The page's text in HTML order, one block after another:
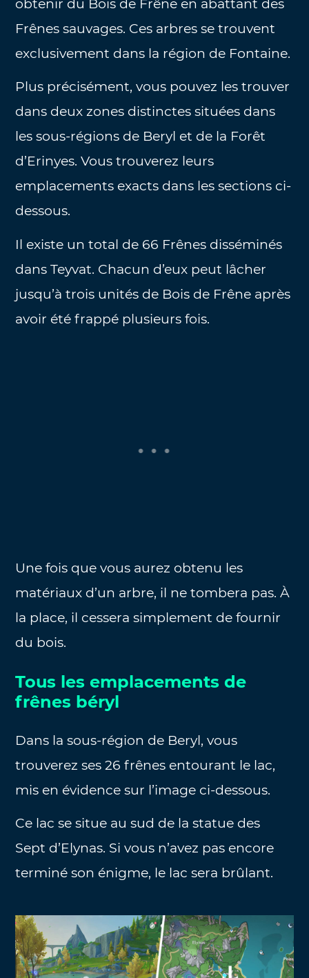
obtenir du Bois de Frêne en abattant des
Frênes sauvages. Ces arbres se trouvent
exclusivement dans la région de Fontaine.
Plus précisément, vous pouvez les trouver
dans deux zones distinctes situées dans
les sous-régions de Beryl et de la Forêt
d’Erinyes. Vous trouverez leurs
emplacements exacts dans les sections ci-
dessous.
Il existe un total de 66 Frênes disséminés
dans Teyvat. Chacun d’eux peut lâcher
jusqu’à trois unités de Bois de Frêne après
avoir été frappé plusieurs fois.
Une fois que vous aurez obtenu les
matériaux d’un arbre, il ne tombera pas. À
la place, il cessera simplement de fournir
du bois.
Tous les emplacements de
frênes béryl
Dans la sous-région de Beryl, vous
trouverez ses 26 frênes entourant le lac,
mis en évidence sur l’image ci-dessous.
Ce lac se situe au sud de la statue des
Sept d’Elynas. Si vous n’avez pas encore
terminé son énigme, le lac sera brûlant.